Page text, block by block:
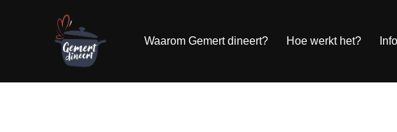
Waarom Gemert dineert? Hoe werkt het?